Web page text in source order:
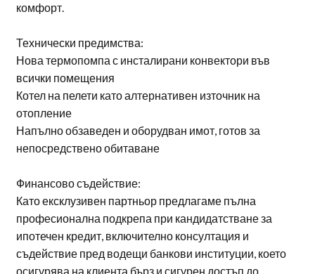
комфорт.
Технически предимства:
Нова термопомпа с инсталирани конвектори във
всички помещения
Котел на пелети като алтернативен източник на
отопление
Напълно обзаведен и оборудван имот, готов за
непосредствено обитаване
Финансово съдействие:
Като ексклузивен партньор предлагаме пълна
професионална подкрепа при кандидатстване за
ипотечен кредит, включително консултация и
съдействие пред водещи банкови институции, което
осигурява на клиента бърз и сигурен достъп до